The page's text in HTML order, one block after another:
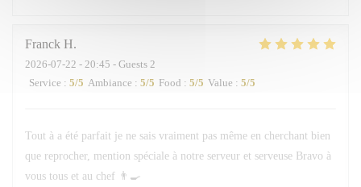
Franck H
2026-07-22 - 20:45 - Guests 2
Service : 5/5 Ambiance : 5/5 Food : 5/5 Value : 5/5
Tout à a été parfait je ne sais vraiment pas même en cherchant bien
que reprocher, mention spéciale à notre serveur et serveuse Bravo à
vous tous et au chef 👨‍🍳